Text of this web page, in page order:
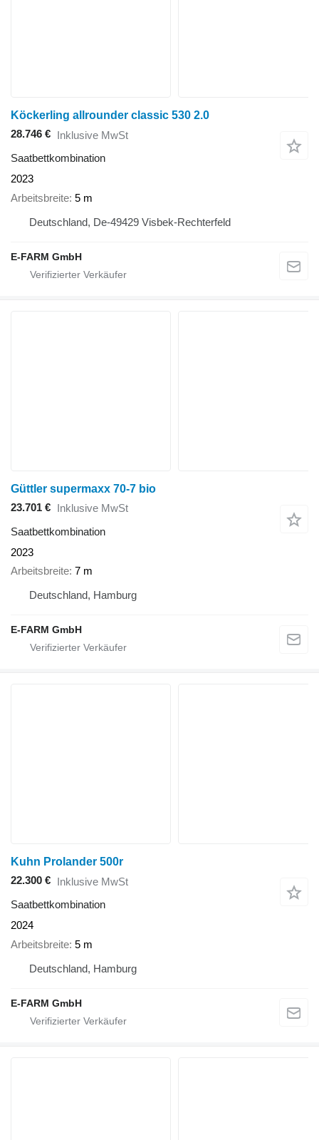
Köckerling allrounder classic 530 2.0
28.746 € Inklusive MwSt
Saatbettkombination
2023
Arbeitsbreite 5 m
Deutschland, De-49429 Visbek-Rechterfeld
E-FARM GmbH
Güttler supermaxx 70-7 bio
23.701 € Inklusive MwSt
Saatbettkombination
2023
Arbeitsbreite 7 m
Deutschland, Hamburg
E-FARM GmbH
Kuhn Prolander 500r
22.300 € Inklusive MwSt
Saatbettkombination
2024
Arbeitsbreite 5 m
Deutschland, Hamburg
E-FARM GmbH